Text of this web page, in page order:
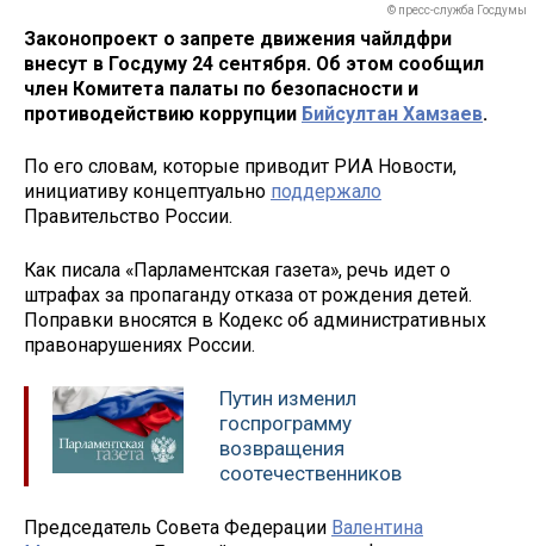
© пресс-служба Госдумы
Законопроект о запрете движения чайлдфри
внесут в Госдуму 24 сентября. Об этом сообщил
член Комитета палаты по безопасности и
противодействию коррупции Бийсултан Хамзаев.
По его словам, которые приводит РИА Новости,
инициативу концептуально поддержало
Правительство России.
Как писала «Парламентская газета», речь идет о
штрафах за пропаганду отказа от рождения детей.
Поправки вносятся в Кодекс об административных
правонарушениях России.
Путин изменил
госпрограмму
возвращения
соотечественников
Председатель Совета Федерации Валентина